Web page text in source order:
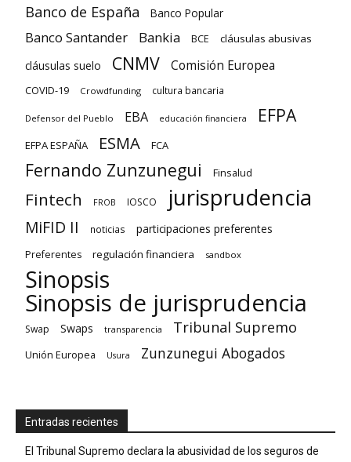
Banco de España Banco Popular
Banco Santander Bankia BCE cláusulas abusivas
cláusulas suelo CNMV Comisión Europea
COVID-19 Crowdfunding cultura bancaria
Defensor del Pueblo EBA educación financiera EFPA
EFPA ESPAÑA ESMA FCA
Fernando Zunzunegui Finsalud
Fintech FROB IOSCO jurisprudencia
MiFID II noticias participaciones preferentes
Preferentes regulación financiera sandbox
Sinopsis
Sinopsis de jurisprudencia
Swap Swaps transparencia Tribunal Supremo
Unión Europea Usura Zunzunegui Abogados
Entradas recientes
El Tribunal Supremo declara la abusividad de los seguros de